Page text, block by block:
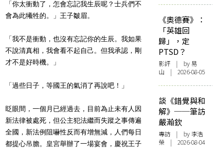
「你太衝動了，怎會忘記我生辰呢？士兵們不
會為此犧牲的。」 王子皺眉。
「我不是衝動，也沒有忘記你的生辰。我如果
不說清真相，我會看不起自己。但我承認，剛
才不是好時機。」
「過些日子，等國王的氣消了再說吧！」
眨眼間，一個月已經過去，目前為止未有人因
新法律被處死，但公主犯法繼而失蹤之事傳遍
全國，新法例阻嚇性反而有增無減， 人們每日
都提心吊膽。皇宮舉辦了一場宴會，慶祝王子
《奧德賽》：
「英雄回
歸」，定
PTSD？
影評 | by 易
山 | 2026-08-05
談《錯覺與和
解》──筆訪
嚴瀚欽
專訪 | by 李浩
榮 | 2026-08-04